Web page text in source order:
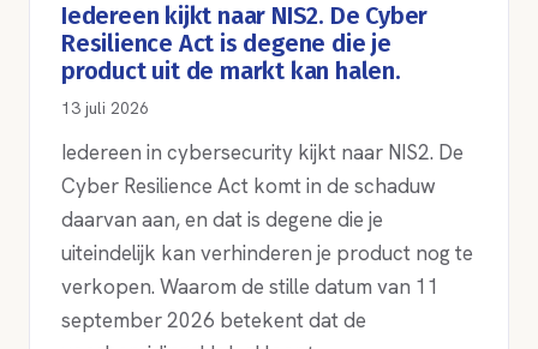
Iedereen kijkt naar NIS2. De Cyber
Resilience Act is degene die je
product uit de markt kan halen.
13 juli 2026
Iedereen in cybersecurity kijkt naar NIS2. De
Cyber Resilience Act komt in de schaduw
daarvan aan, en dat is degene die je
uiteindelijk kan verhinderen je product nog te
verkopen. Waarom de stille datum van 11
september 2026 betekent dat de